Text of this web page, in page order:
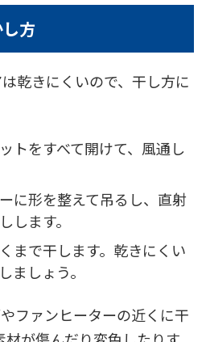
方
乾きにくいので、干し方に
トをすべて開けて、風通し
に形を整えて吊るし、直射
します。
まで干します。乾きにくい
ましょう。
ファンヒーターの近くに干